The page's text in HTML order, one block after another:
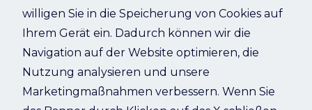
Refresh
willigen Sie in die Speicherung von Cookies auf
Ihrem Gerät ein. Dadurch können wir die
Navigation auf der Website optimieren, die
Nutzung analysieren und unsere
Marketingmaßnahmen verbessern. Wenn Sie